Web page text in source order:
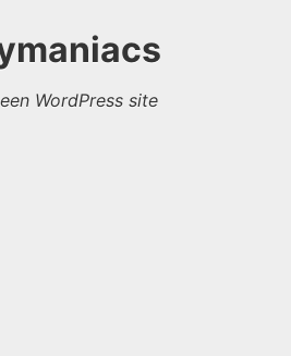
WordPress site